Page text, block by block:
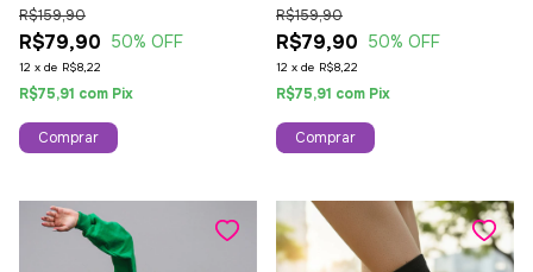
Branco
R$79,90
R$159,90
50% OFF
12 x de R$8,22
R$75,91 com Pix
Comprar
Preto Vermelho
R$79,90
R$159,90
50% OFF
12 x de R$8,22
R$75,91 com Pix
Comprar